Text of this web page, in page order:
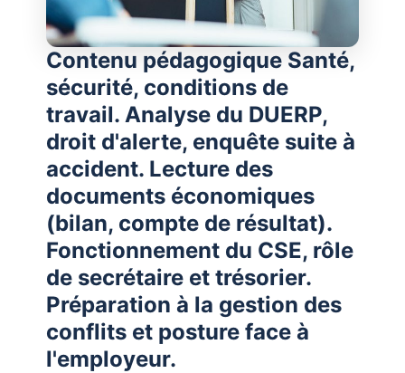
Contenu pédagogique Santé,
sécurité, conditions de
travail. Analyse du DUERP,
droit d'alerte, enquête suite à
accident. Lecture des
documents économiques
(bilan, compte de résultat).
Fonctionnement du CSE, rôle
de secrétaire et trésorier.
Préparation à la gestion des
conflits et posture face à
l'employeur.